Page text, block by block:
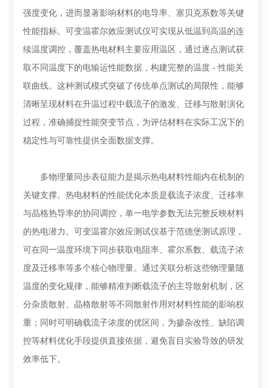
强度变化，进而显著影响材料的电导率、塞贝克系数等关键
性能指标。可变温霍尔效应测试仪可实现从低温到高温的连
续温度调控，覆盖热电材料主要应用温区，通过逐点测试获
取不同温度下的电输运性能数据，构建完整的温度 - 性能关
联曲线。这种测试模式突破了传统单点测试的局限性，能够
清晰呈现材料在升温过程中载流子的激发、迁移与散射演化
过程，准确捕捉性能突变节点，为评估材料在实际工况下的
稳定性与可靠性提供全面数据支撑。
多物理量同步表征能力是揭示热电材料性能内在机制的
关键支撑。热电材料的性能优化本质是载流子浓度、迁移率
与晶格热导率的协同调控，单一电学参数无法完整反映材料
的热电潜力。可变温霍尔效应测试仪基于范德堡测试原理，
可在同一温度环境下同步获取电阻率、霍尔系数、载流子浓
度及迁移率等多个核心物理量。通过关联分析这些物理量随
温度的变化规律，能够精准判断载流子的主导散射机制，区
分杂质散射、晶格散射等不同散射作用对材料性能的影响权
重；同时可明确载流子浓度的优区间，为掺杂改性、缺陷调
控等材料优化手段提供直接依据，避免盲目实验导致的研发
效率低下。